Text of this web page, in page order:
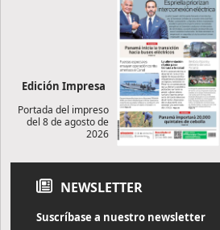
Edición Impresa
Portada del impreso
del 8 de agosto de
2026
NEWSLETTER
Suscríbase a nuestro newsletter